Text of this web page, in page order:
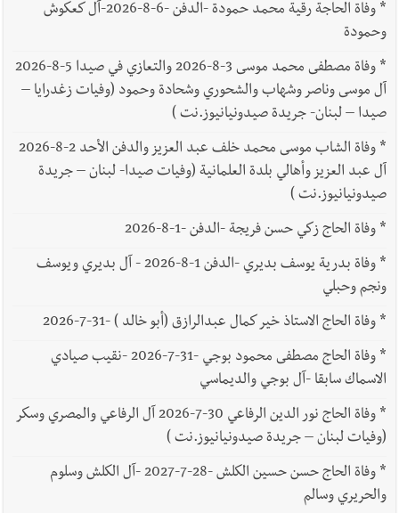
*
وفاة الحاجة رقية محمد حمودة -الدفن -6-8-2026-آل كعكوش
وحمودة
*
وفاة مصطفى محمد موسى 3-8-2026 والتعازي في صيدا 5-8-2026
آل موسى وناصر وشهاب والشحوري وشحادة وحمود (وفيات زغدرايا –
صيدا – لبنان- جريدة صيدونيانيوز.نت )
*
وفاة الشاب موسى محمد خلف عبد العزيز والدفن الأحد 2-8-2026
آل عبد العزيز وأهالي بلدة العلمانية (وفيات صيدا- لبنان – جريدة
صيدونيانيوز.نت )
*وفاة الحاج زكي حسن فريجة -الدفن -1-8-2026
*
وفاة بدرية يوسف بديري -الدفن 1-8-2026 - آل بديري ويوسف
ونجم وحبلي
*وفاة الحاج الاستاذ خير كمال عبدالرازق (أبو خالد ) -31-7-2026
*
وفاة الحاج مصطفى محمود بوجي -31-7-2026 -نقيب صيادي
الاسماك سابقا -آل بوجي والديماسي
*
وفاة الحاج نور الدين الرفاعي 30-7-2026 آل الرفاعي والمصري وسكر
(وفيات لبنان – جريدة صيدونيانيوز.نت )
*
وفاة الحاج حسن حسين الكلش -28-7-2027 -آل الكلش وسلوم
والحريري وسالم